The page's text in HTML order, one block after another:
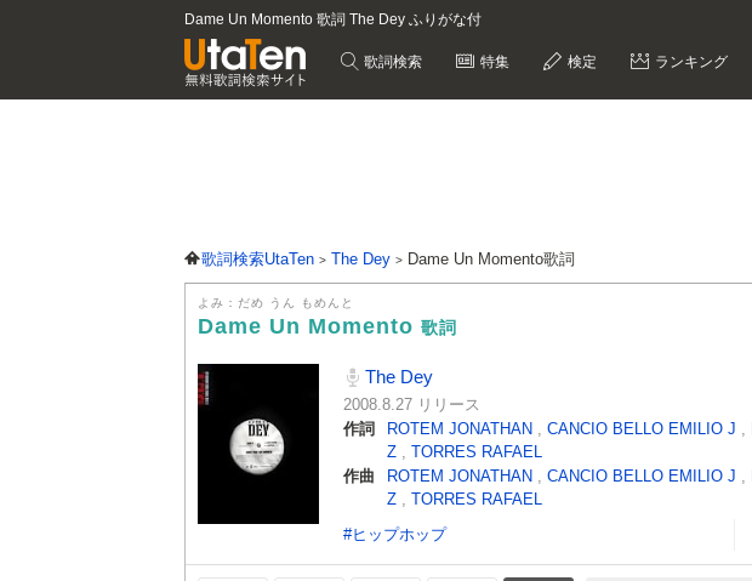
Dame Un Momento 歌詞 The Dey ふりがな付
歌詞検索 特集 検定 ランキング
歌詞検索UtaTen The Dey Dame Un Momento歌詞
よみ：だめ うん もめんと
Dame Un Momento 歌詞
The Dey
2008.8.27 リリース
作詞
ROTEM JONATHAN , CANCIO BELLO EMILIO J ,
Z , TORRES RAFAEL
作曲
ROTEM JONATHAN , CANCIO BELLO EMILIO J ,
Z , TORRES RAFAEL
#ヒップホップ